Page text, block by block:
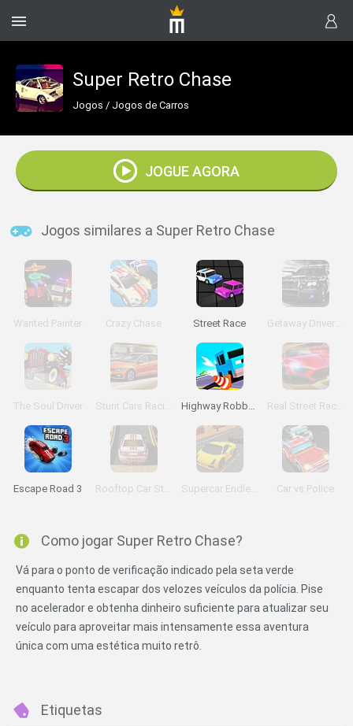
Super Retro Chase
Jogos / Jogos de Carros
JOGUE AGORA
Jogos similares a Super Retro Chase
Wanted Painter Crazy Chase Street Race Getaway Driver 3D
The Soul Driver Stunt Cars Racing Highway Robbers Real Street Racing
Escape Road 3 Rooftop Car Stunts Supercar Endless Rush Car vs Police
Como jogar Super Retro Chase?
Vá para o ponto de verificação indicado pela seta verde
enquanto tenta escapar dos velozes veículos da polícia. Pise
no acelerador e obtenha dinheiro suficiente para atualizar seu
veículo para aproveitar mais intensamente essa aventura
única com uma estética muito retrô.
Etiquetas